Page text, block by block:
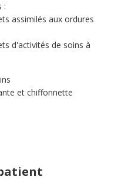
:
assimilés aux ordures
d'activités de soins à
et chiffonnette